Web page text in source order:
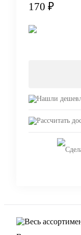
170 ₽